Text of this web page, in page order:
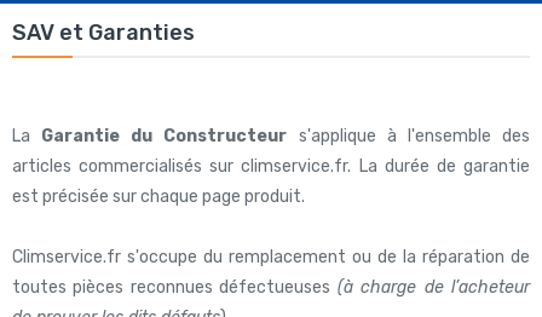
SAV et Garanties
La Garantie du Constructeur s'applique à l'ensemble des
articles commercialisés sur climservice.fr. La durée de garantie
est précisée sur chaque page produit.
Climservice.fr s'occupe du remplacement ou de la réparation de
toutes pièces reconnues défectueuses (à charge de l’acheteur